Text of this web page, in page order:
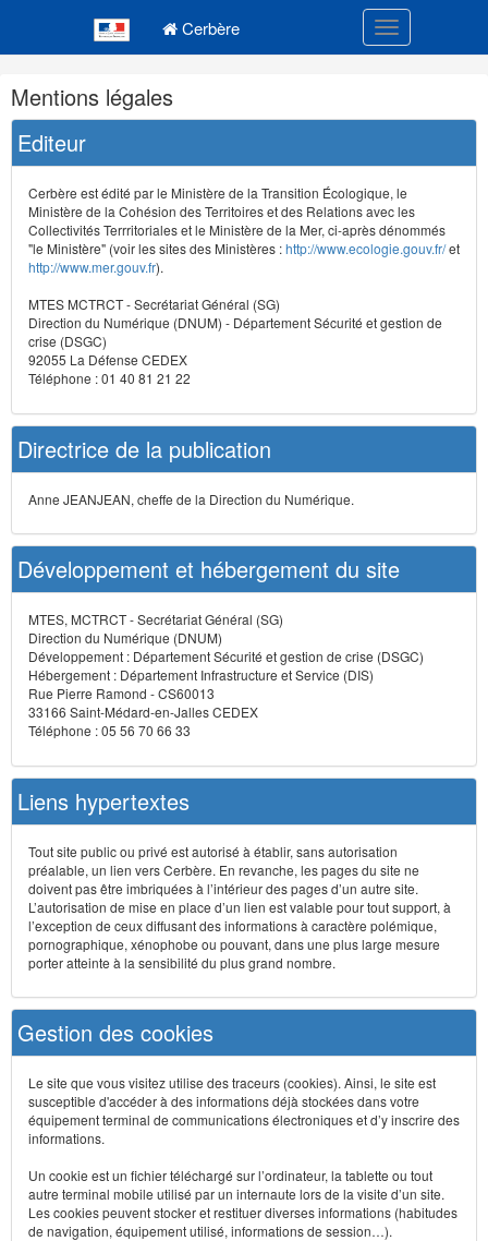
Cerbère Toggle
Navigation
et
outils
annexes
Mentions légales
Editeur
Cerbère est édité par le Ministère de la Transition Écologique, le
Ministère de la Cohésion des Territoires et des Relations avec les
Collectivités Terrritoriales et le Ministère de la Mer, ci-après dénommés
"le Ministère" (voir les sites des Ministères :http://www.ecologie.gouv.fr/et
http://www.mer.gouv.fr).
MTES MCTRCT - Secrétariat Général (SG)
Direction du Numérique (DNUM) - Département Sécurité et gestion de
crise (DSGC)
92055 La Défense CEDEX
Téléphone : 01 40 81 21 22
Directrice de la publication
Anne JEANJEAN, cheffe de la Direction du Numérique.
Développement et hébergement du site
MTES, MCTRCT - Secrétariat Général (SG)
Direction du Numérique (DNUM)
Développement : Département Sécurité et gestion de crise (DSGC)
Hébergement : Département Infrastructure et Service (DIS)
Rue Pierre Ramond - CS60013
33166 Saint-Médard-en-Jalles CEDEX
Téléphone : 05 56 70 66 33
Liens hypertextes
Tout site public ou privé est autorisé à établir, sans autorisation
préalable, un lien vers Cerbère. En revanche, les pages du site ne
doivent pas être imbriquées à l’intérieur des pages d’un autre site.
L’autorisation de mise en place d’un lien est valable pour tout support, à
l’exception de ceux diffusant des informations à caractère polémique,
pornographique, xénophobe ou pouvant, dans une plus large mesure
porter atteinte à la sensibilité du plus grand nombre.
Gestion des cookies
Le site que vous visitez utilise des traceurs (cookies). Ainsi, le site est
susceptible d'accéder à des informations déjà stockées dans votre
équipement terminal de communications électroniques et d’y inscrire des
informations.
Un cookie est un fichier téléchargé sur l’ordinateur, la tablette ou tout
autre terminal mobile utilisé par un internaute lors de la visite d’un site.
Les cookies peuvent stocker et restituer diverses informations (habitudes
de navigation, équipement utilisé, informations de session…).